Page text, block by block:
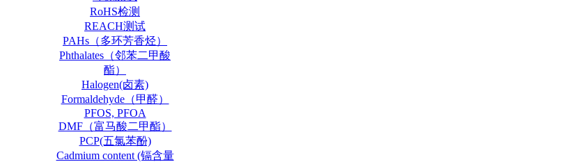
RoHS检测
REACH测试
PAHs（多环芳香烃）
Phthalates（邻苯二甲酸
酯）
Halogen(卤素)
Formaldehyde（甲醛）
PFOS, PFOA
DMF（富马酸二甲酯）
PCP(五氯苯酚)
Cadmium content (镉含量